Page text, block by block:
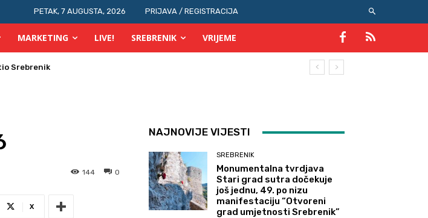
PETAK, 7 AUGUSTA, 2026 PRIJAVA / REGISTRACIJA
MARKETING LIVE! SREBRENIK VRIJEME
0
144
X
NAJNOVIJE VIJESTI
SREBRENIK
Monumentalna tvrdjava
Stari grad sutra dočekuje
još jednu, 49. po nizu
manifestaciju “Otvoreni
grad umjetnosti Srebrenik”